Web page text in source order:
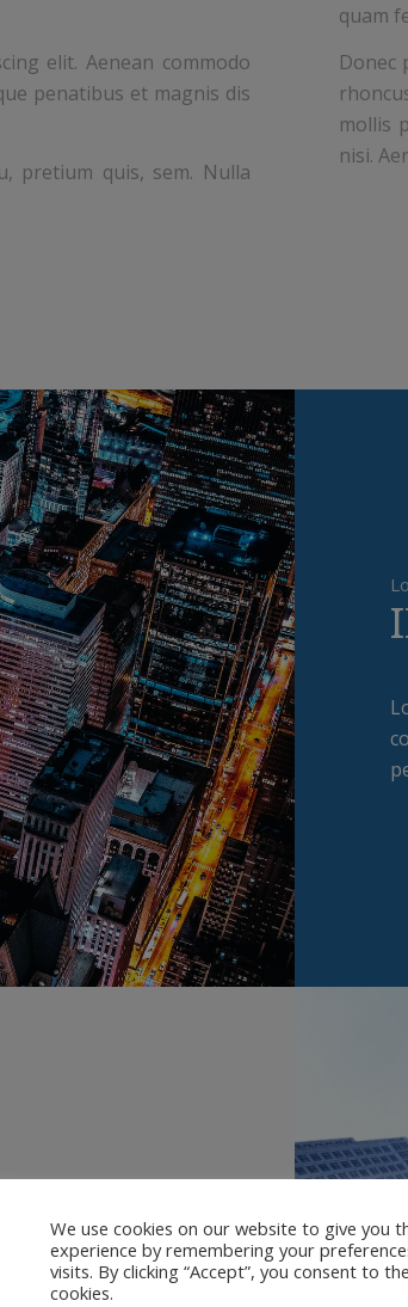
elit. Aenean commodo
penatibus et magnis dis
pretium quis, sem. Nulla
quam
Donec
mollis
nisi.
We use cookies on our website to give you
experience by remembering your
visits. By clicking “Accept”, you consent to
cookies.